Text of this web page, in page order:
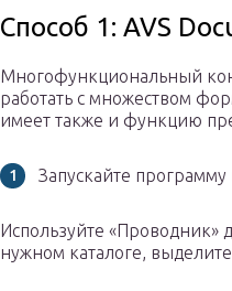
Способ 1: AVS
Многофункциональный
работать с множеством
имеет также и функцию
Запускайте
Используйте «Проводник»
нужном каталоге,